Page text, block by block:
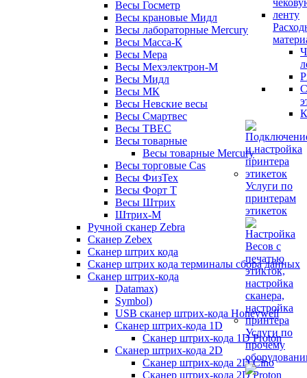
Весы Госметр
Весы крановые Мидл
Весы лабораторные Mercury
Весы Масса-К
Весы Мера
Весы Мехэлектрон-М
Весы Мидл
Весы МК
Весы Невские весы
Весы Смартвес
Весы ТВЕС
Весы товарные
Весы товарные Mercury
Весы торговые Cas
Весы ФизТех
Весы Форт Т
Весы Штрих
Штрих-М
Ручной сканер Zebra
Сканер Zebex
Сканер штрих кода
Сканер штрих кода терминалы сбора данных
Сканер штрих-кода
Datamax)
Symbol)
USB сканер штрих-кода Honeywell
Сканер штрих-кода 1D
Сканер штрих-кода 1D Proton
Сканер штрих-кода 2D
Сканер штрих-кода 2D Cino
Сканер штрих-кода 2D Proton
Услуги по
принтерам
этикеток
Услуги по
прочему